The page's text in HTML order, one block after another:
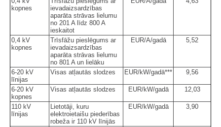
kopnes
ievadaizsardzības
aparāta strāvas lielumu
no 201 A līdz 800 A
ieskaitot
0,4 kV
kopnes
Trīsfāžu pieslēgums ar
ievadaizsardzības
aparāta strāvas lielumu
no 801 A un lielāku
EUR/A/gadā 5,52
6-20 kV
līnijas
Visas atļautās slodzes EUR/kW/gadā*** 9,56
6-20 kV
kopnes
Visas atļautās slodzes EUR/kW/gadā 12,03
110 kV
līnijas
Lietotāji, kuru
elektroietaišu piederības
robeža ir 110 kV līnijās
EUR/kW/gadā 3,90